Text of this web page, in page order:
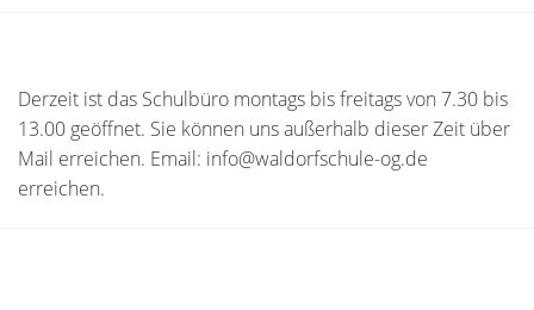
Derzeit ist das Schulbüro montags bis freitags von 7.30 bis
13.00 geöffnet. Sie können uns außerhalb dieser Zeit über
Mail erreichen. Email: info@waldorfschule-og.de
erreichen.